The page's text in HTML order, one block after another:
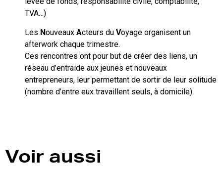
TVA…)
Les Nouveaux Acteurs du Voyage organisent un
afterwork chaque trimestre.
Ces rencontres ont pour but de créer des liens, un
réseau d’entraide aux jeunes et nouveaux
entrepreneurs, leur permettant de sortir de leur solitude
(nombre d’entre eux travaillent seuls, à domicile).
Voir aussi